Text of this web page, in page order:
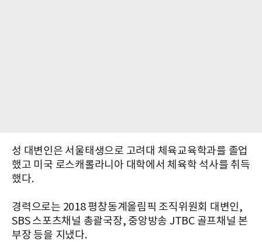
성 대변인은 서울태생으로 고려대 체육교육학과를 졸업
했고 미국 로스캐롤라니아 대학에서 체육학 석사를 취득
했다.
경력으로는 2018 평창동계올림픽 조직위원회 대변인,
SBS 스포츠채널 총괄국장, 중앙방송 JTBC 골프채널 본
부장 등을 지냈다.